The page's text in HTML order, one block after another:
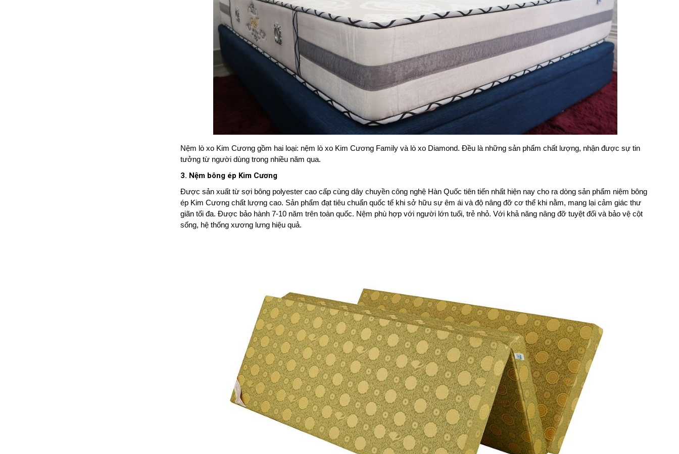
Nệm lò xo Kim Cương gồm hai loại: nệm lò xo Kim Cương Family và lò xo Diamond. Đều là những sản phẩm chất lượng, nhận được sự tin
tưởng từ người dùng trong nhiều năm qua.
3. Nệm bông ép Kim Cương
Được sản xuất từ sợi bông polyester cao cấp cùng dây chuyền công nghệ Hàn Quốc tiên tiến nhất hiện nay cho ra dòng sản phẩm niệm bông
ép Kim Cương chất lượng cao. Sản phẩm đạt tiêu chuẩn quốc tế khi sở hữu sự êm ái và độ nâng đỡ cơ thể khi nằm, mang lại cảm giác thư
giãn tối đa. Được bảo hành 7-10 năm trên toàn quốc. Nệm phù hợp với người lớn tuổi, trẻ nhỏ. Với khả năng nâng đỡ tuyệt đối và bảo vệ cột
sống, hệ thống xương lưng hiệu quả.